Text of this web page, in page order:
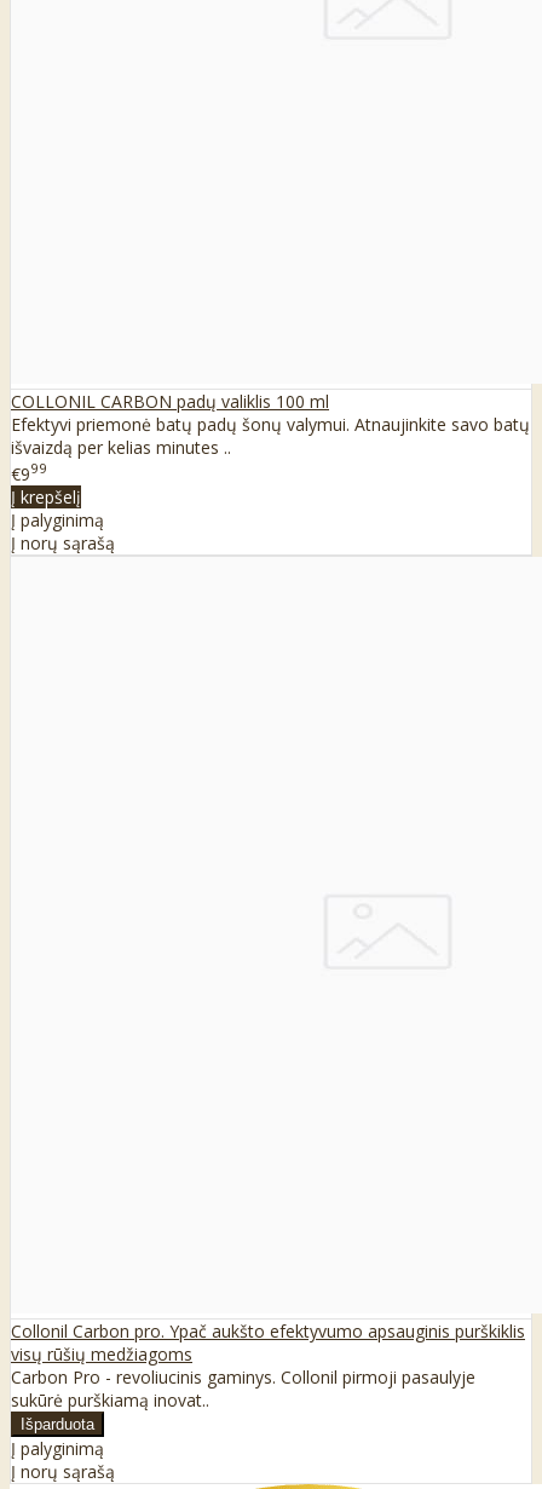
COLLONIL CARBON padų valiklis 100 ml
Efektyvi priemonė batų padų šonų valymui. Atnaujinkite savo batų
išvaizdą per kelias minutes ..
€999
Į krepšelį
Į palyginimą
Į norų sąrašą
Collonil Carbon pro. Ypač aukšto efektyvumo apsauginis purškiklis
visų rūšių medžiagoms
Carbon Pro - revoliucinis gaminys. Collonil pirmoji pasaulyje
sukūrė purškiamą inovat..
Į palyginimą
Į norų sąrašą